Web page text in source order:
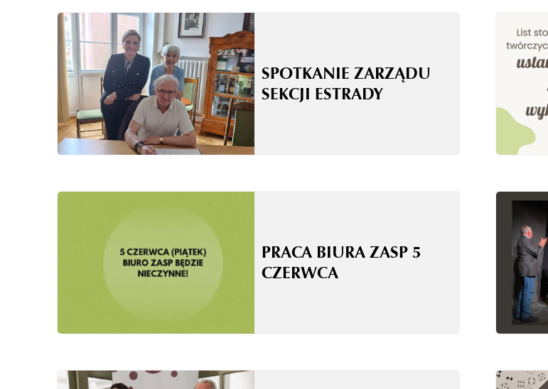
SPOTKANIE ZARZĄDU
SEKCJI ESTRADY
PRACA BIURA ZASP 5
CZERWCA